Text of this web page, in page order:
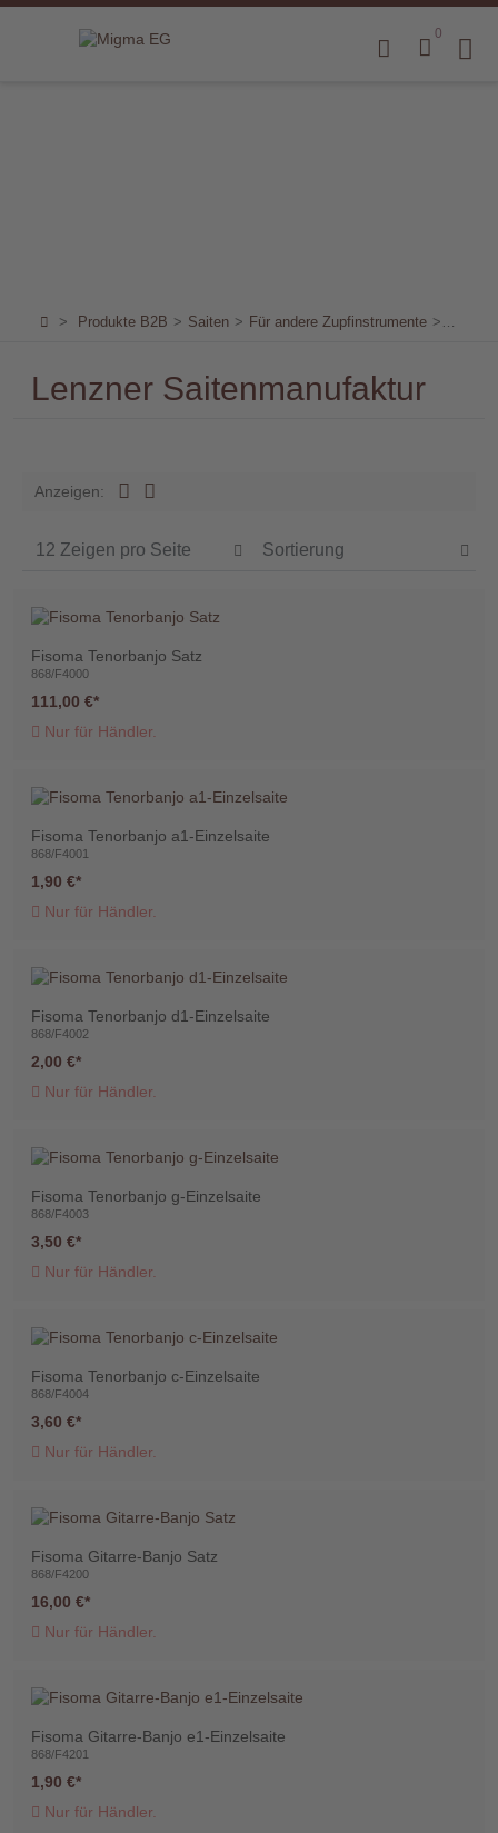
0
Über
(0)
Benutzer-
:
(0)37422
2341
> Produkte B2B > Saiten > Für andere Zupfinstrumente > Für
Lenzner Saitenmanufaktur
Anzeigen:
Fisoma Tenorbanjo Satz
868/F4000
111,00 €
Nur für Händler.
Fisoma Tenorbanjo a1-Einzelsaite
868/F4001
1,90 €
Nur für Händler.
Fisoma Tenorbanjo d1-Einzelsaite
868/F4002
2,00 €
Nur für Händler.
Fisoma Tenorbanjo g-Einzelsaite
868/F4003
3,50 €
Nur für Händler.
Fisoma Tenorbanjo c-Einzelsaite
868/F4004
3,60 €
Nur für Händler.
Fisoma Gitarre-Banjo Satz
868/F4200
16,00 €
Nur für Händler.
Fisoma Gitarre-Banjo e1-Einzelsaite
868/F4201
1,90 €
Nur für Händler.